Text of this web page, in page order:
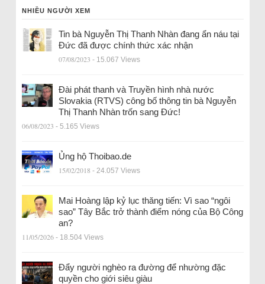
NHIỀU NGƯỜI XEM
Tin bà Nguyễn Thị Thanh Nhàn đang ẩn náu tại
Đức đã được chính thức xác nhận
07/08/2023 - 15.067 Views
Đài phát thanh và Truyền hình nhà nước
Slovakia (RTVS) công bố thông tin bà Nguyễn
Thị Thanh Nhàn trốn sang Đức!
06/08/2023 - 5.165 Views
Ủng hộ Thoibao.de
15/02/2018 - 24.057 Views
Mai Hoàng lập kỷ lục thăng tiến: Vì sao “ngôi
sao” Tây Bắc trở thành điểm nóng của Bộ Công
an?
11/05/2026 - 18.504 Views
Đẩy người nghèo ra đường để nhường đặc
quyền cho giới siêu giàu